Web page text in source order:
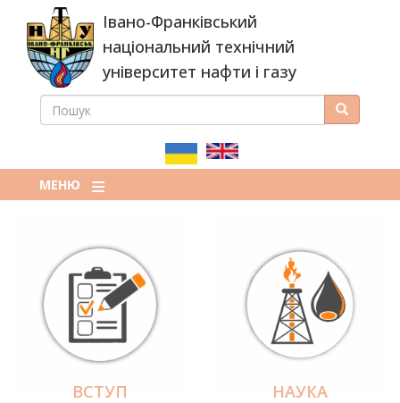
основного
вмісту
Івано-Франківський
національний технічний
університет нафти і газу
ПОШУКОВА
ПОШУК Пошук
МЕНЮ
ВСТУП НАУКА